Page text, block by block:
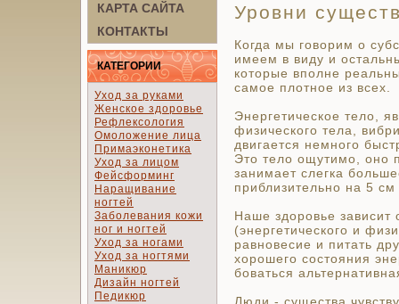
КАРТА САЙТА
КОНТАКТЫ
КАТЕГОРИИ
Уход за руками
Женское здоровье
Рефлексология
Омоложение лица
Примаэконетика
Уход за лицом
Фейсформинг
Наращивание
ногтей
Заболевания кожи
ног и ногтей
Уход за ногами
Уход за ногтями
Маникюр
Дизайн ногтей
Педикюр
Уровни
Когда мы гово­рим о
имеем в виду и
которые вполне
са­мое плотное из всех.
Энергетическое тело,
физического тела,
двигается немного
Это тело ощути­мо, оно
занимает слегка
приблизительно на 5
Наше здоровье зависит
(энергети­ческого и
равновесие и питать
хорошего состоя­ния
боваться